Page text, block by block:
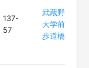
137-
57
武蔵野
大学前
歩道橋